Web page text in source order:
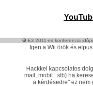
E3 2011-es konferencia
Igen a Wii örök és
Hackkel kapcsolatos
mail, mobil...stb) ha
a kérdésedre" ez nem